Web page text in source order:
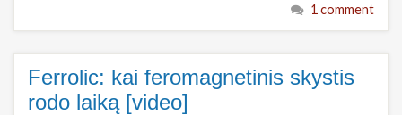
1 comment
Ferrolic: kai feromagnetinis skystis
rodo laiką [video]